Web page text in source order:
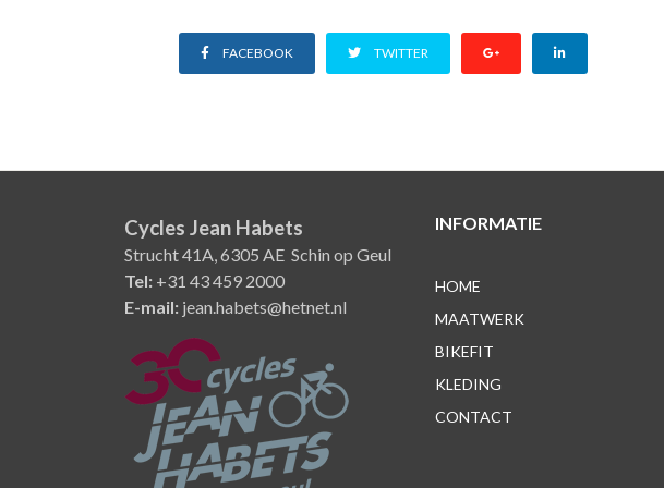
FACEBOOK TWITTER
Cycles Jean Habets
Strucht 41A, 6305 AE Schin op Geul
Tel: +31 43 459 2000
E-mail: jean.habets@hetnet.nl
INFORMATIE
HOME
MAATWERK
BIKEFIT
KLEDING
CONTACT